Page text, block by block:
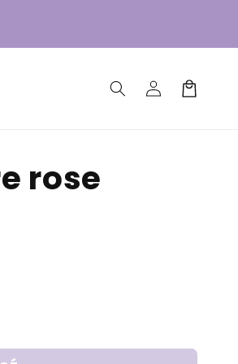
ConnexionPanier
rose